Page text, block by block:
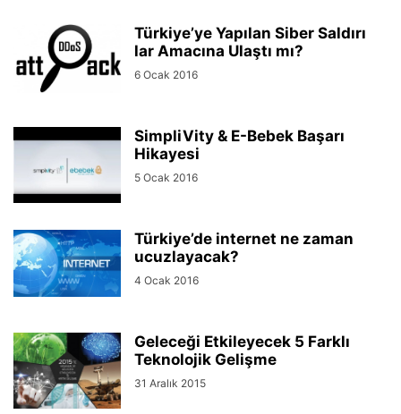
Türkiye’ye Yapılan Siber Saldırı
lar Amacına Ulaştı mı?
6 Ocak 2016
SimpliVity & E-Bebek Başarı
Hikayesi
5 Ocak 2016
Türkiye’de internet ne zaman
ucuzlayacak?
4 Ocak 2016
Geleceği Etkileyecek 5 Farklı
Teknolojik Gelişme
31 Aralık 2015